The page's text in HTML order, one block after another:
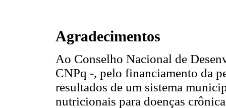
Agradecimentos
Ao Conselho Nacional de
CNPq -, pelo financiamento da
resultados de um sistema
nutricionais para doenças